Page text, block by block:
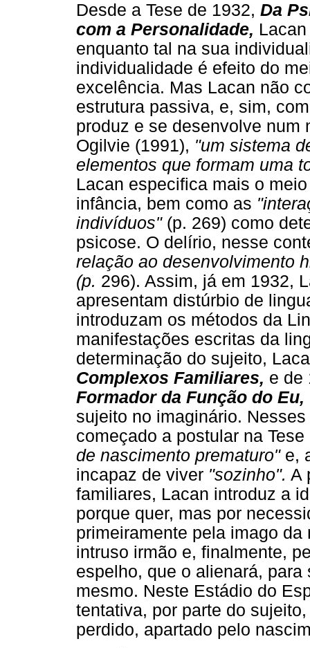
Desde a Tese de 1932, Da
com a Personalidade,
enquanto tal na sua
individualidade é efeito do
excelência. Mas Lacan não
estrutura passiva, e, sim,
produz e se desenvolve num
Ogilvie (1991), "um sistema
elementos que formam uma
Lacan especifica mais o
infância, bem como as
indivíduos"(p. 269) como
psicose. O delírio, nesse
relação ao desenvolvimento
(p. 296). Assim, já em 1932,
apresentam distúrbio de
introduzam os métodos da
manifestações escritas da
determinação do sujeito,
Complexos Familiares, e de
Formador da Função do Eu,
sujeito no imaginário.
começado a postular na
de nascimento prematuro"e,
incapaz de viver "sozinho". A
familiares, Lacan introduz a
porque quer, mas por
primeiramente pela imago
intruso irmão e, finalmente,
espelho, que o alienará,
mesmo. Neste Estádio do
tentativa, por parte do
perdido, apartado pelo